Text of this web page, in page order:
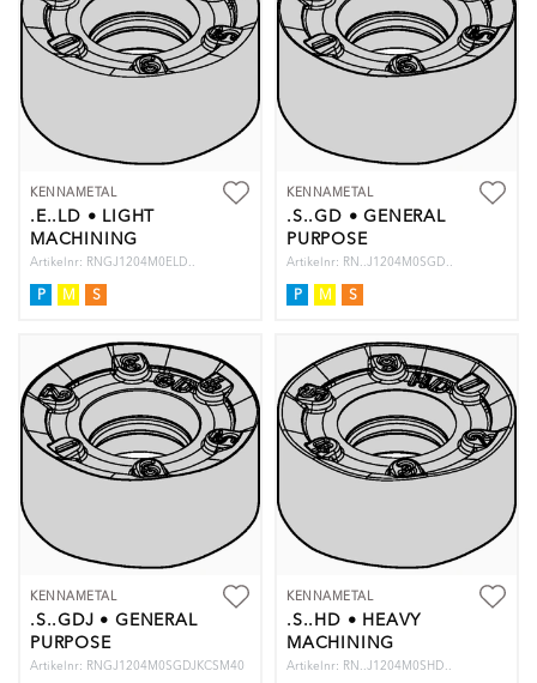
KENNAMETAL
.E..LD • LIGHT
MACHINING
Artikelnr: RNGJ1204M0ELD..
P M S
KENNAMETAL
.S..GD • GENERAL
PURPOSE
Artikelnr: RN..J1204M0SGD..
P M S
KENNAMETAL
.S..GDJ • GENERAL
PURPOSE
Artikelnr: RNGJ1204M0SGDJKCSM40
KENNAMETAL
.S..HD • HEAVY
MACHINING
Artikelnr: RN..J1204M0SHD..